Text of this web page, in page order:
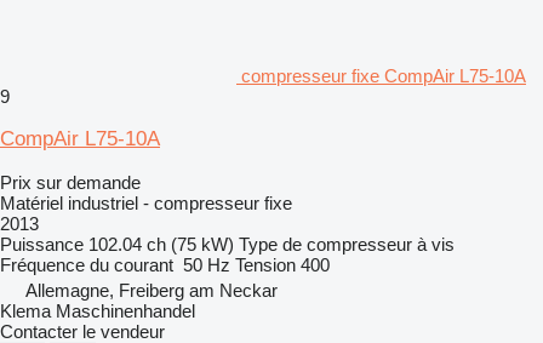
compresseur fixe CompAir L75-10A
9
CompAir L75-10A
Prix sur demande
Matériel industriel - compresseur fixe
2013
Puissance 102.04 ch (75 kW) Type de compresseur à vis
Fréquence du courant 50 Hz Tension 400
Allemagne, Freiberg am Neckar
Klema Maschinenhandel
Contacter le vendeur